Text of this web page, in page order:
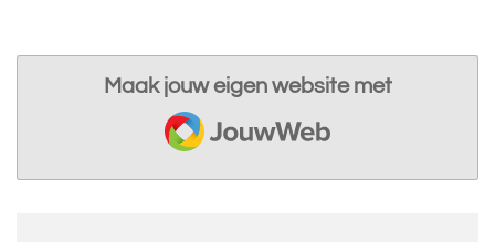
Maak jouw eigen website met
JouwWeb